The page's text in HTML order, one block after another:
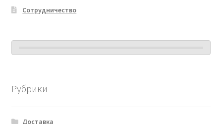
Сотрудничество
Рубрики
Доставка